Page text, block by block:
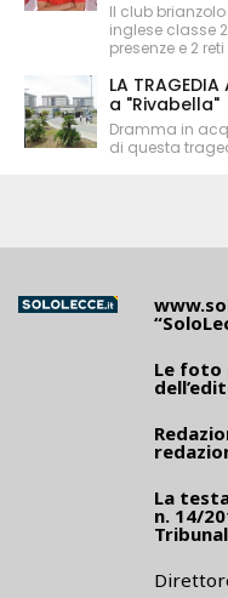
Il club
inglese classe
presenze e 2
LA
a "Rivabella"
Dramma in
di questa
Le foto
La
n. 14/